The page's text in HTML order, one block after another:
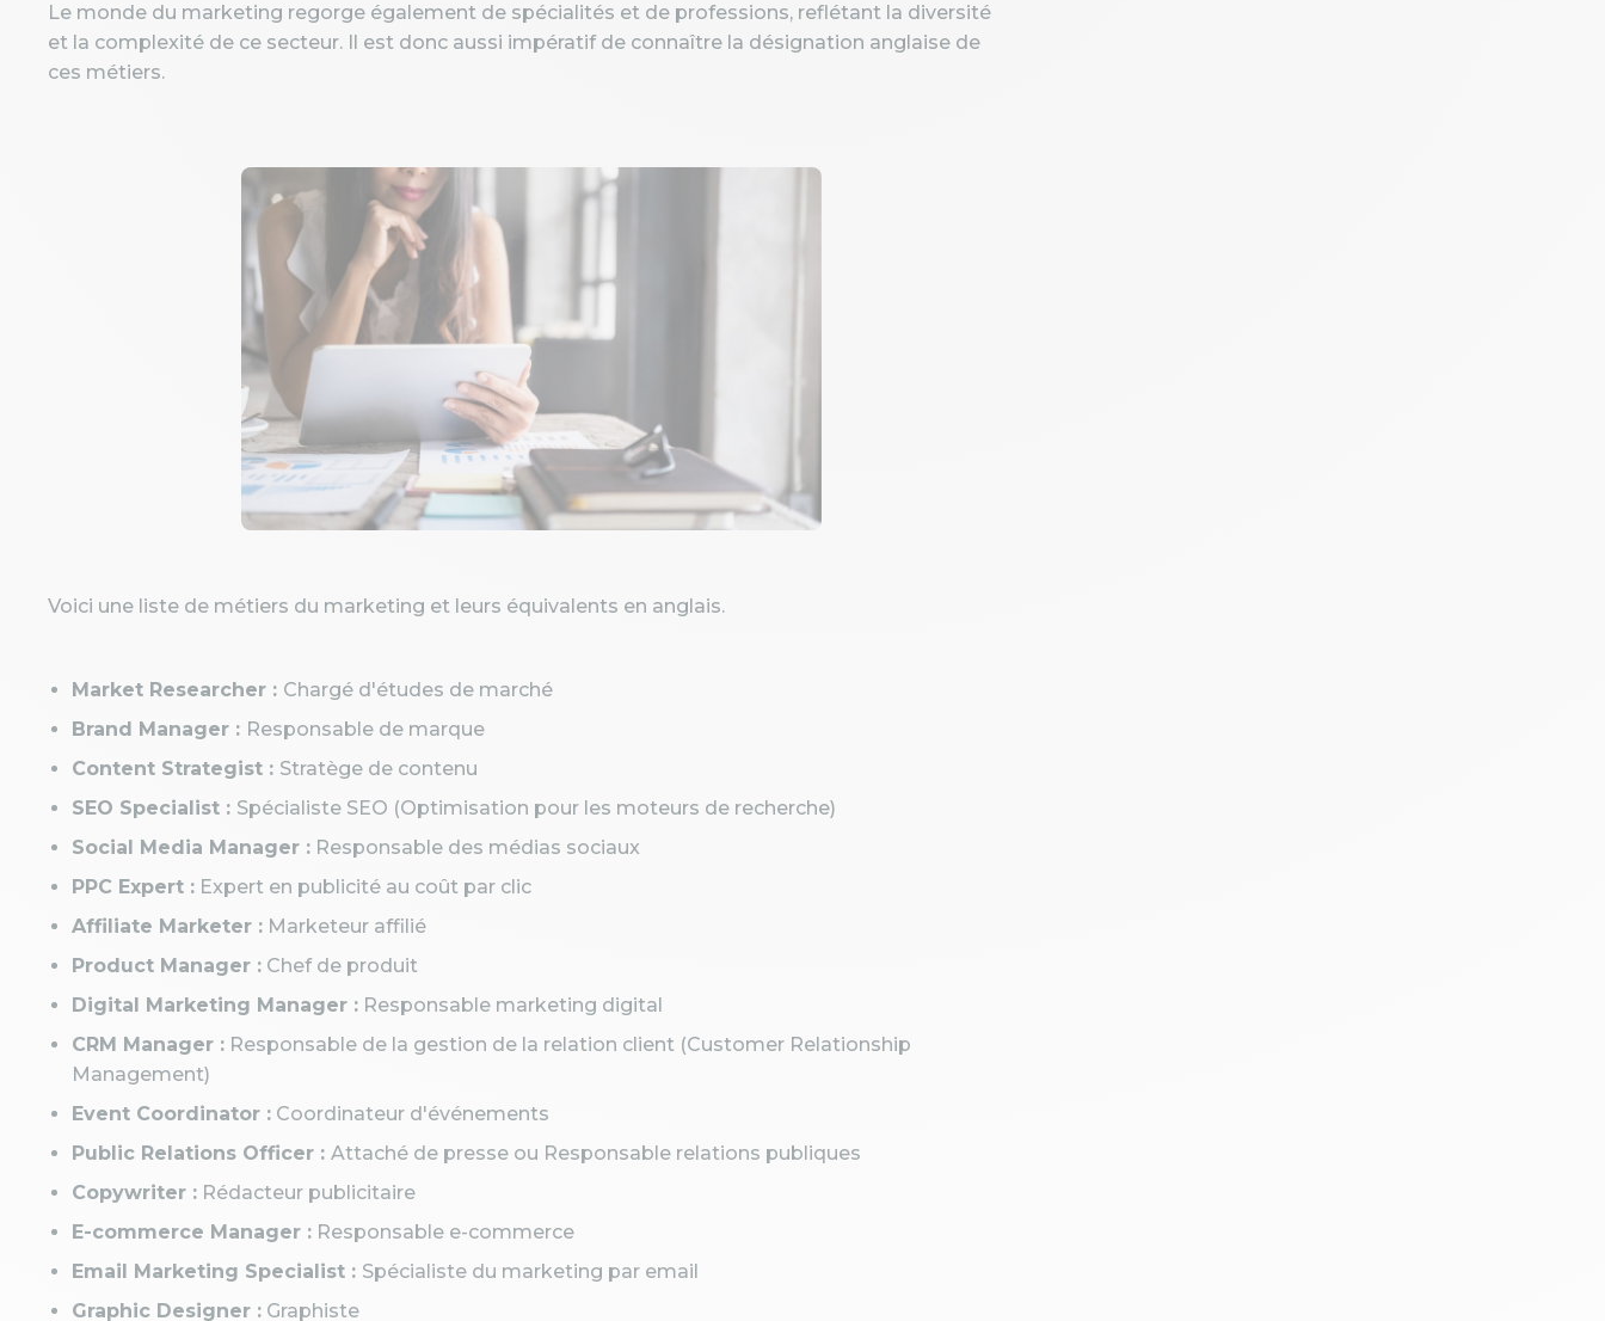
Le monde du marketing regorge également de spécialités et de professions, reflétant la diversité
et la complexité de ce secteur. Il est donc aussi impératif de connaître la désignation anglaise de
ces métiers.
Voici une liste de métiers du marketing et leurs équivalents en anglais.
Market Researcher : Chargé d'études de marché
Brand Manager : Responsable de marque
Content Strategist : Stratège de contenu
SEO Specialist : Spécialiste SEO (Optimisation pour les moteurs de recherche)
Social Media Manager : Responsable des médias sociaux
PPC Expert : Expert en publicité au coût par clic
Affiliate Marketer : Marketeur affilié
Product Manager : Chef de produit
Digital Marketing Manager : Responsable marketing digital
CRM Manager : Responsable de la gestion de la relation client (Customer Relationship
Management)
Event Coordinator : Coordinateur d'événements
Public Relations Officer : Attaché de presse ou Responsable relations publiques
Copywriter : Rédacteur publicitaire
E-commerce Manager : Responsable e-commerce
Email Marketing Specialist : Spécialiste du marketing par email
Graphic Designer : Graphiste